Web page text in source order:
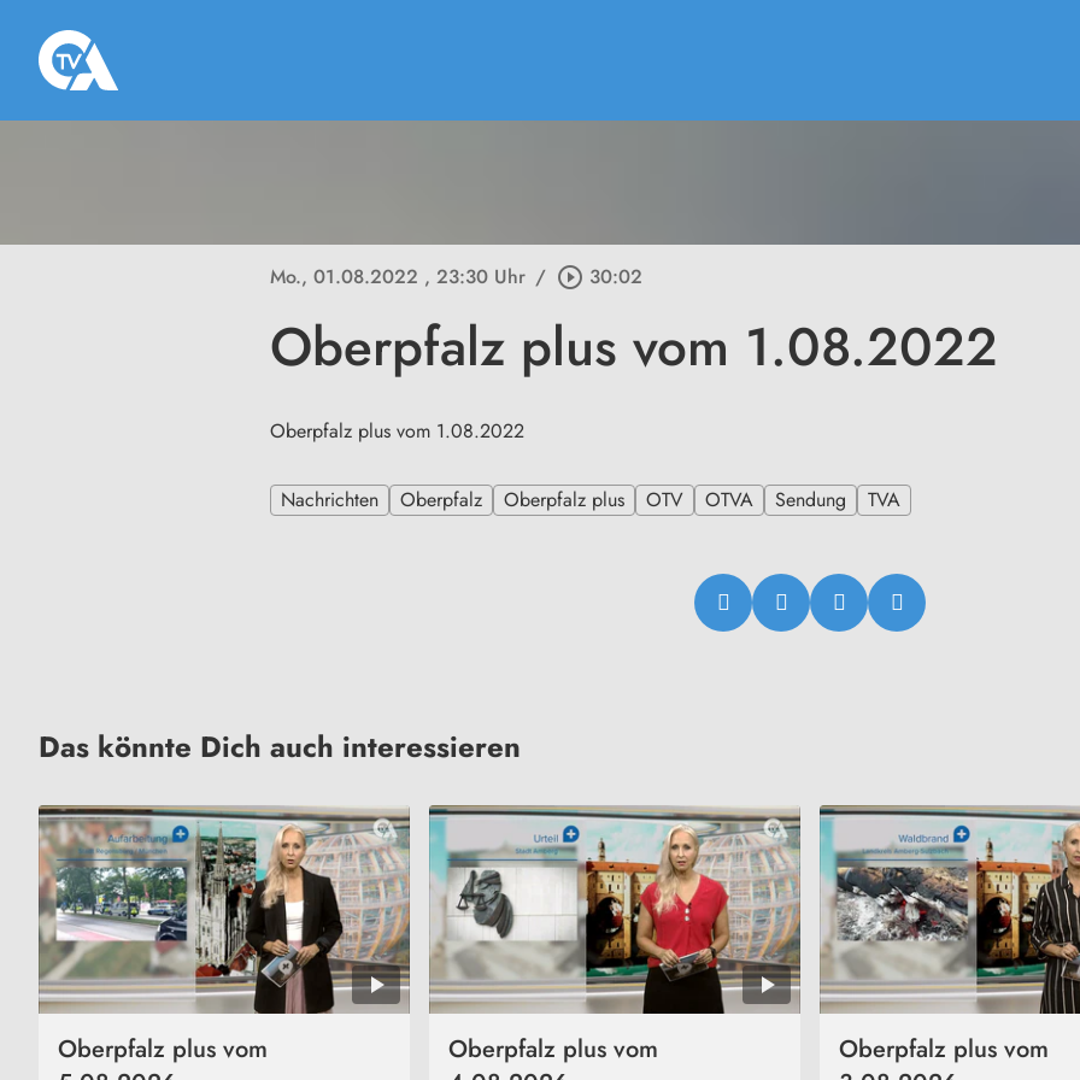
Mo., 01.08.2022 , 23:30 Uhr / play_circle_outline 30:02
Oberpfalz plus vom 1.08.2022
Oberpfalz plus vom 1.08.2022
Nachrichten Oberpfalz Oberpfalz plus OTV OTVA Sendung TVA
Das könnte Dich auch interessieren
Oberpfalz plus vom
Oberpfalz plus vom
Oberpfalz plus vom